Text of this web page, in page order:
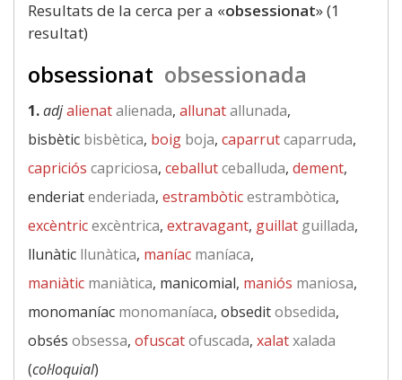
Resultats de la cerca per a «obsessionat» (1
resultat)
obsessionat obsessionada
1.adjalienatalienada, allunatallunada,
bisbètic bisbètica, boig boja, caparrutcaparruda,
capriciós capriciosa, ceballutceballuda, dement,
enderiatenderiada, estrambòticestrambòtica,
excèntricexcèntrica, extravagant, guillat guillada,
llunàtic llunàtica, maníac maníaca,
maniàtic maniàtica, manicomial, maniós maniosa,
monomaníac monomaníaca, obseditobsedida,
obsés obsessa, ofuscatofuscada, xalatxalada
(col·loquial)